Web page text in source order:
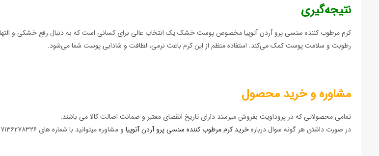
نتیجه‌گیری
کرم مرطوب کننده سنسی پرو آردن آتوپیا مخصوص پوست خشک یک انتخاب عالی برای کسانی است که به دنبال رفع خشکی و
رطوبت و سلامت پوست کمک می‌کند. استفاده منظم از این کرم باعث نرمی، لطافت و شادابی پوست شما می‌شود.
مشاوره و خرید محصول
تمامی محصولاتی که در پروداویت بفروش میرسند دارای تاریخ انقضای معتبر و ضمانت اصالت کالا می باشند.
در صورت داشتن هر گونه سوال دربارهخرید کرم مرطوب کننده سنسی پرو آردن آتوپیاو مشاوره میتوانید با شماره های ۰۷۱۳۶۲۷۸۳۲۶ و ۰۹۱۷۸۰۴۵۰۰۹ تماس بگیرید تا همکاران ما در داروخانه دکتر آوری شما را راهنمایی کنند